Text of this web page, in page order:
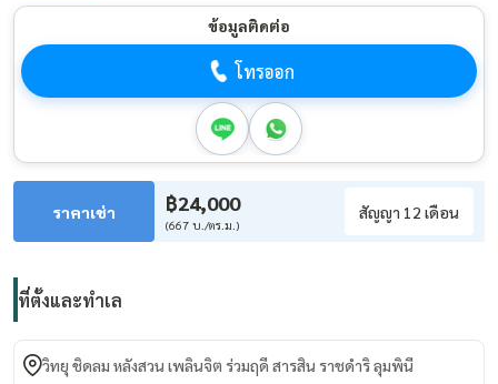
ข้อมูลติดต่อ
โทรออก
ราคาเช่า ฿24,000
(667 บ./ตร.ม.)
สัญญา 12 เดือน
ที่ตั้งและทำเล
วิทยุ ชิดลม หลังสวน เพลินจิต ร่วมฤดี สารสิน ราชดำริ ลุมพินี